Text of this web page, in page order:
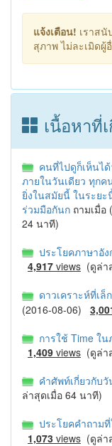
แจ้งเตือน! เราส
สุภาพ ไม่ละเมิดผู้
เนื้อหาที่
คนที่ไปดูก็เห็นไ
ภายในวันเดียว ทุก
ยิ่งในสมัยนี้ ในระยะ
ร่วมมือกันก ถามเมื่อ
24 นาที)
ประโยคภาษาอั
4,917 views (ดูล่า
ดาวเคราะห์ที่เ
(2016-08-06)
การใช้ Time ใ
1,409 views (ดูล่า
คำศัพท์เกี่ยวกับวั
ล่าสุดเมื่อ 64 นาที)
ประโยคคำถาม
1,073 views (ดูล่า